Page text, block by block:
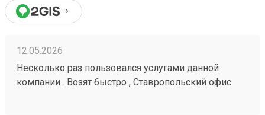
12.05.2026
Несколько раз пользовался услугами данной
компании . Возят быстро , Ставропольский офис